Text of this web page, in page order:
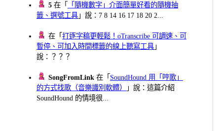
5 在「
「隨機數字」介面簡單好看的隨機抽
籤、選號工具 」說：7 8 14 16 17 18 20 2...
在「打逐字稿更輕鬆！oTranscribe 可調速、可
暫停、可加入時間標籤的線上聽寫工具 」
說：？？？
SongFromLink 在「 SoundHound 用「哼歌」
的方式找歌（音樂識別軟體）
」說：這篇介紹
SoundHound 的情境很...